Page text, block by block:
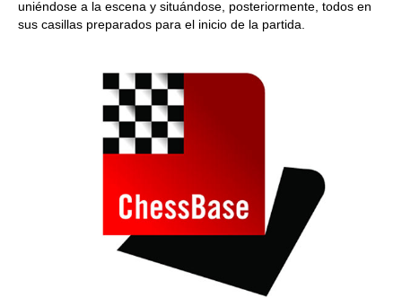
uniéndose a la escena y situándose, posteriormente, todos en
sus casillas preparados para el inicio de la partida.